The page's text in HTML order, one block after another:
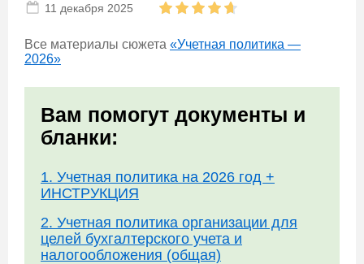
11 декабря 2025
Все материалы сюжета «Учетная политика —
2026»
Вам помогут документы и
бланки:
1. Учетная политика на 2026 год +
ИНСТРУКЦИЯ
2. Учетная политика организации для
целей бухгалтерского учета и
налогообложения (общая)